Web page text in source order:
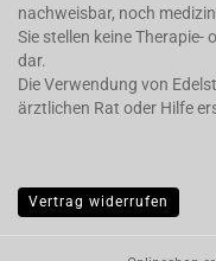
nachweisbar, noch
Sie stellen keine Therapie-
dar.
Die Verwendung von
ärztlichen Rat oder Hilfe
Vertrag widerrufen